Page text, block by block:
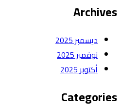
Archives
ديسمبر 2025
نوفمبر 2025
أكتوبر 2025
Categories